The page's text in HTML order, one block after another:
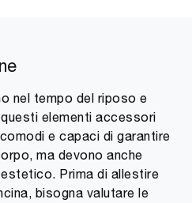
nel tempo del riposo e
elementi accessori
e capaci di garantire
ma devono anche
Prima di allestire
bisogna valutare le